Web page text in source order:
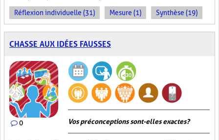
Réflexion individuelle (31) Mesure (1) Synthèse (19)
CHASSE AUX IDÉES FAUSSES
0 Vos préconceptions sont-elles exactes ?